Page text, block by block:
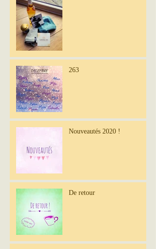
263
Nouveautés 2020 !
De retour